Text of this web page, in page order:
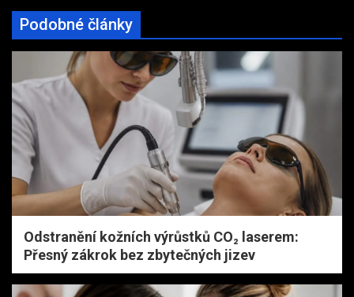
Podobné články
Odstranění kožních výrůstků CO₂ laserem:
Přesný zákrok bez zbytečných jizev